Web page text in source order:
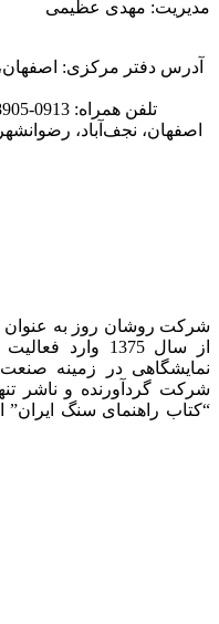
مدیریت: مهدی عظیمی
آدرس دفتر مرکزی:
تلفن همراه: 0913-1198905 و 3326008-0913 (جعفر عظیمی)
اصفهان، نجف‌آباد،
شرکت روشان روز به عنوان
از سال 1375
نمایشگاهی در زمینه
شرکت گردآورنده و ناشر
“کتاب راهنمای سنگ